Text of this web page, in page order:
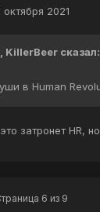
октября 2021
KillerBeer сказал:
в Human
затронет HR,
6 из 9